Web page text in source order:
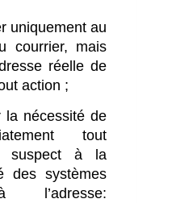
au
courrier, mais
réelle de
action ;
de
tout
suspect à la
des systèmes
l’adresse: